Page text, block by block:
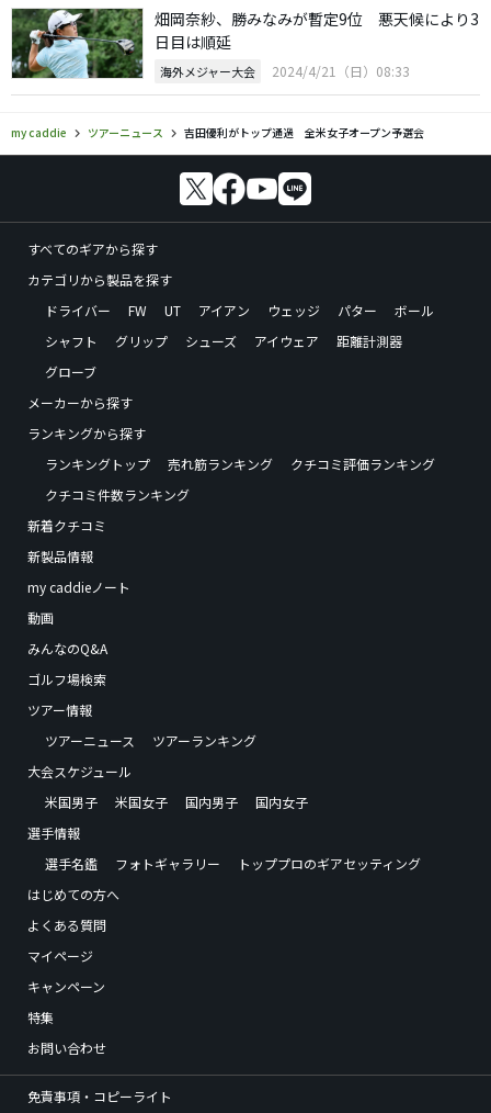
畑岡奈紗、勝みなみが暫定9位 悪天候により3
日目は順延
海外メジャー大会 2024/4/21（日）08:33
my caddie ツアーニュース 吉田優利がトップ通過 全米女子オープン予選会
すべてのギアから探す
カテゴリから製品を探す
ドライバー
FW UT アイアン ウェッジ パター
ボール
シャフト
グリップ シューズ アイウェア
距離計測器
グローブ
メーカーから探す
ランキングから探す
ランキングトップ
売れ筋ランキング
クチコミ評価ランキング
クチコミ件数ランキング
新着クチコミ
新製品情報
my caddieノート
動画
みんなのQ&A
ゴルフ場検索
ツアー情報
ツアーニュース
ツアーランキング
大会スケジュール
米国男子
米国女子 国内男子
国内女子
選手情報
選手名鑑
フォトギャラリー
トッププロのギアセッティング
はじめての方へ
よくある質問
マイページ
キャンペーン
特集
お問い合わせ
免責事項・コピーライト